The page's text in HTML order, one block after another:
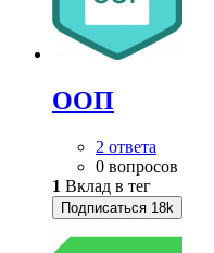
ООП
2 ответа
0 вопросов
1 Вклад в тег
Подписаться 18k